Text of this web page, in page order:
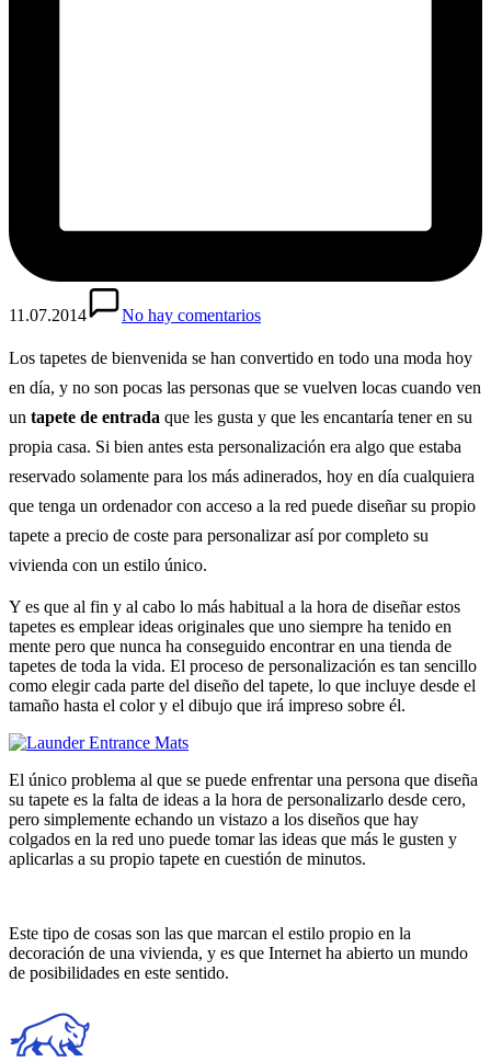
11.07.2014 No hay comentarios
Los tapetes de bienvenida se han convertido en todo una moda hoy
en día, y no son pocas las personas que se vuelven locas cuando ven
un tapete de entrada que les gusta y que les encantaría tener en su
propia casa. Si bien antes esta personalización era algo que estaba
reservado solamente para los más adinerados, hoy en día cualquiera
que tenga un ordenador con acceso a la red puede diseñar su propio
tapete a precio de coste para personalizar así por completo su
vivienda con un estilo único.
Y es que al fin y al cabo lo más habitual a la hora de diseñar estos
tapetes es emplear ideas originales que uno siempre ha tenido en
mente pero que nunca ha conseguido encontrar en una tienda de
tapetes de toda la vida. El proceso de personalización es tan sencillo
como elegir cada parte del diseño del tapete, lo que incluye desde el
tamaño hasta el color y el dibujo que irá impreso sobre él.
El único problema al que se puede enfrentar una persona que diseña
su tapete es la falta de ideas a la hora de personalizarlo desde cero,
pero simplemente echando un vistazo a los diseños que hay
colgados en la red uno puede tomar las ideas que más le gusten y
aplicarlas a su propio tapete en cuestión de minutos.
Este tipo de cosas son las que marcan el estilo propio en la
decoración de una vivienda, y es que Internet ha abierto un mundo
de posibilidades en este sentido.